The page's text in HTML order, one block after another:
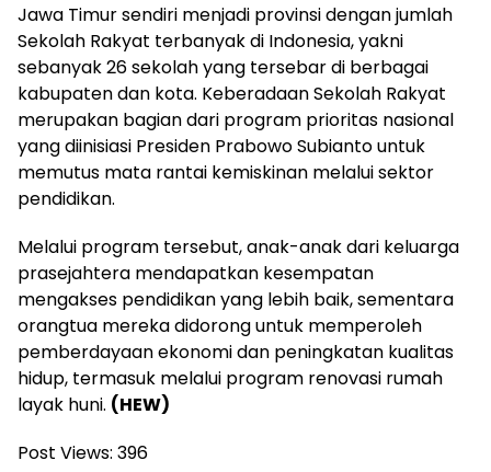
Jawa Timur sendiri menjadi provinsi dengan jumlah
Sekolah Rakyat terbanyak di Indonesia, yakni
sebanyak 26 sekolah yang tersebar di berbagai
kabupaten dan kota. Keberadaan Sekolah Rakyat
merupakan bagian dari program prioritas nasional
yang diinisiasi Presiden Prabowo Subianto untuk
memutus mata rantai kemiskinan melalui sektor
pendidikan.
Melalui program tersebut, anak-anak dari keluarga
prasejahtera mendapatkan kesempatan
mengakses pendidikan yang lebih baik, sementara
orangtua mereka didorong untuk memperoleh
pemberdayaan ekonomi dan peningkatan kualitas
hidup, termasuk melalui program renovasi rumah
layak huni. (HEW)
Post Views: 396